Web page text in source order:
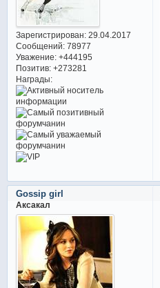
Зарегистрирован: 29.04.2017
Сообщений:78977
Уважение: +444195
Позитив: +273281
Награды:
Gossip girl
Аксакал